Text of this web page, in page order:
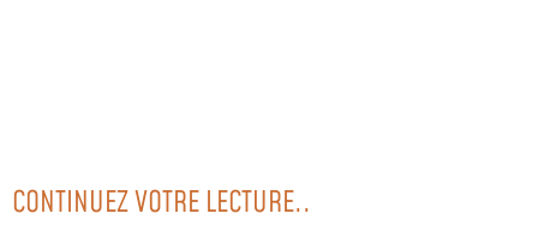
CONTINUEZ VOTRE LECTURE..